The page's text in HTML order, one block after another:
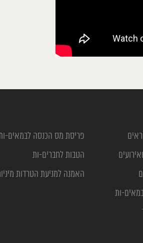
ות
פריסת מס הכנסה לבמאים-
הטבות לחברים-ות
האמנה למניעת הטרדות